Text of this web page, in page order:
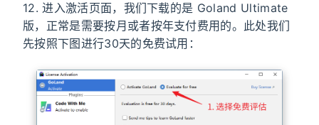
12. 进入激活页面，我们下载的是 Goland Ultimate
版，正常是需要按月或者按年支付费用的。此处我们
先按照下图进行30天的免费试用：